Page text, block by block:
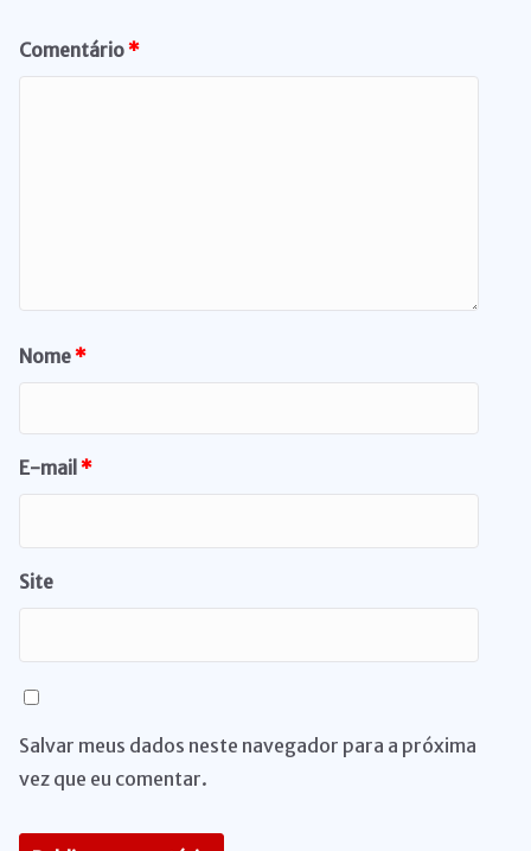
Comentário*
Nome*
E-mail *
Site
Salvar meus dados neste navegador para a próxima
vez que eu comentar.